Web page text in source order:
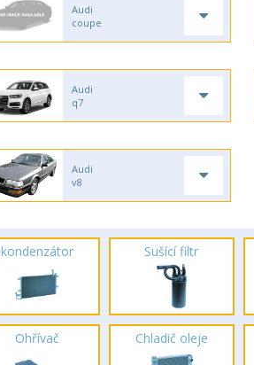
Audi
coupe
Audi
q7
Audi
v8
kondenzátor Sušící filtr
Ohřívač Chladič oleje